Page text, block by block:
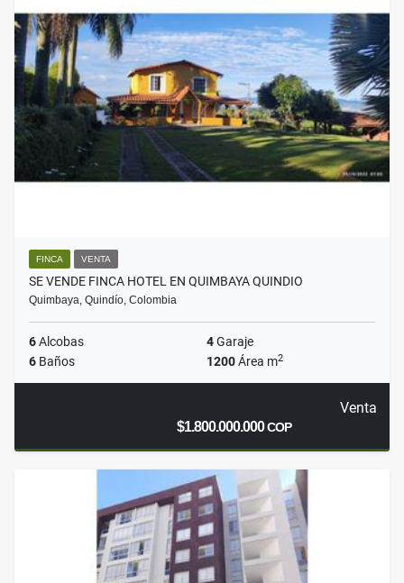
FINCA VENTA
SE VENDE FINCA HOTEL EN QUIMBAYA QUINDIO
Quimbaya, Quindío, Colombia
6Alcobas 4Garaje
6 Baños 1200Área m2
Venta
$1.800.000.000COP